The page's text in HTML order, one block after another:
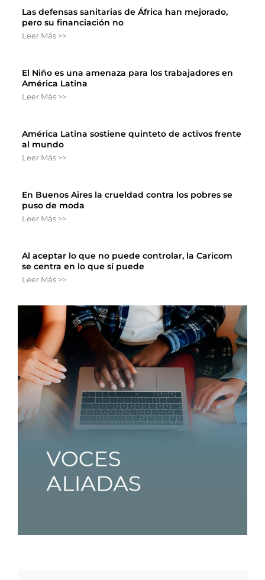
Las defensas sanitarias de África han mejorado,
pero su financiación no
Leer Más >>
El Niño es una amenaza para los trabajadores en
América Latina
Leer Más >>
América Latina sostiene quinteto de activos frente
al mundo
Leer Más >>
En Buenos Aires la crueldad contra los pobres se
puso de moda
Leer Más >>
Al aceptar lo que no puede controlar, la Caricom
se centra en lo que sí puede
Leer Más >>